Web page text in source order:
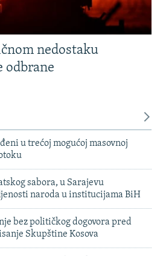
nedostaku
odbrane
u trećoj mogućoj masovnoj
sabora, u Sarajevu
naroda u institucijama BiH
bez političkog dogovora pred
Skupštine Kosova